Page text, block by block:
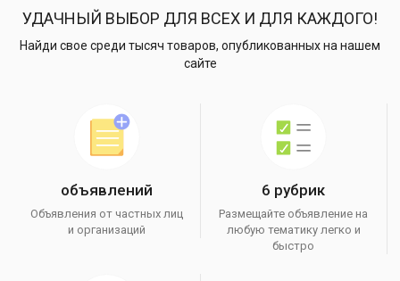
УДАЧНЫЙ ВЫБОР ДЛЯ ВСЕХ И ДЛЯ КАЖДОГО!
Найди свое среди тысяч товаров, опубликованных на нашем
сайте
объявлений
Объявления от частных лиц
и организаций
6 рубрик
Размещайте объявление на
любую тематику легко и
быстро